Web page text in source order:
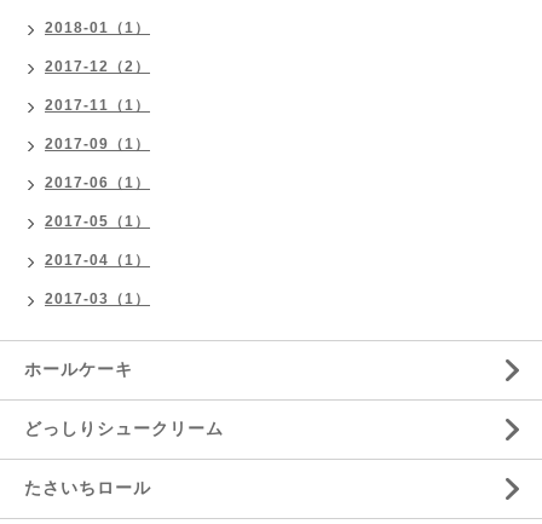
2018-01（1）
2017-12（2）
2017-11（1）
2017-09（1）
2017-06（1）
2017-05（1）
2017-04（1）
2017-03（1）
ホールケーキ
どっしりシュークリーム
たさいちロール